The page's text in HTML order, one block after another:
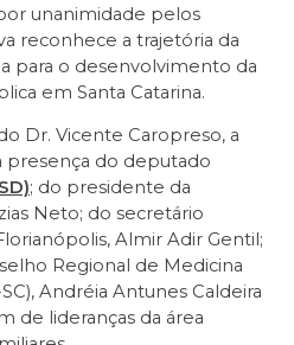
unanimidade pelos
reconhece a trajetória da
para o desenvolvimento da
em Santa Catarina.
Dr. Vicente Caropreso, a
presença do deputado
; do presidente da
Neto; do secretário
Almir Adir Gentil;
Regional de Medicina
Andréia Antunes Caldeira
de lideranças da área